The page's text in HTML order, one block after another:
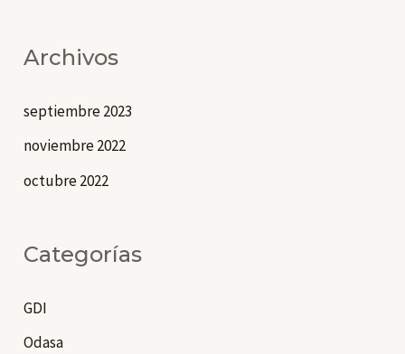
Archivos
septiembre 2023
noviembre 2022
octubre 2022
Categorías
GDI
Odasa